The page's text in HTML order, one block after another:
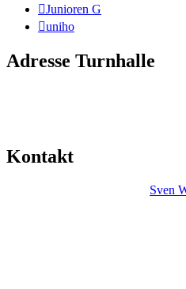
Junioren G
uniho
Adresse Turnhalle
Kontakt
Sven